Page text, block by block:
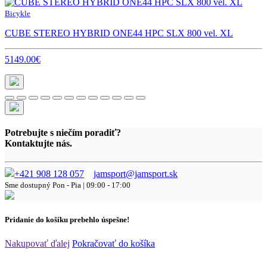
Bicykle
CUBE STEREO HYBRID ONE44 HPC SLX 800 vel. XL
5149.00€
Potrebujte s niečím poradiť?
Kontaktujte nás.
+421 908 128 057 jamsport@jamsport.sk
Sme dostupný Pon - Pia | 09:00 - 17:00
Pridanie do košíku prebehlo úspešne!
Nakupovať ďalej Pokračovať do košíka